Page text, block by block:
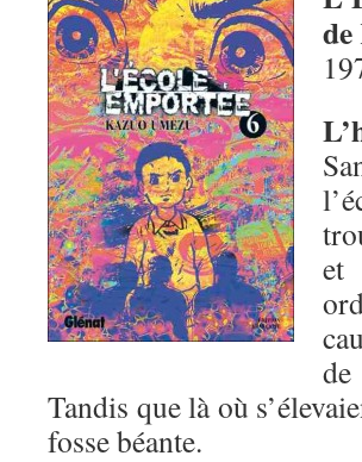
et
Tandis que là où
fosse béante.